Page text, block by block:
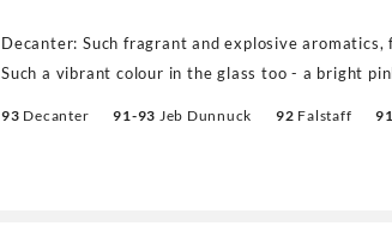
Decanter: Such fragrant and explosive
Such a vibrant colour in the glass too - a bright
93 Decanter 91-93 Jeb Dunnuck 92 Falstaff